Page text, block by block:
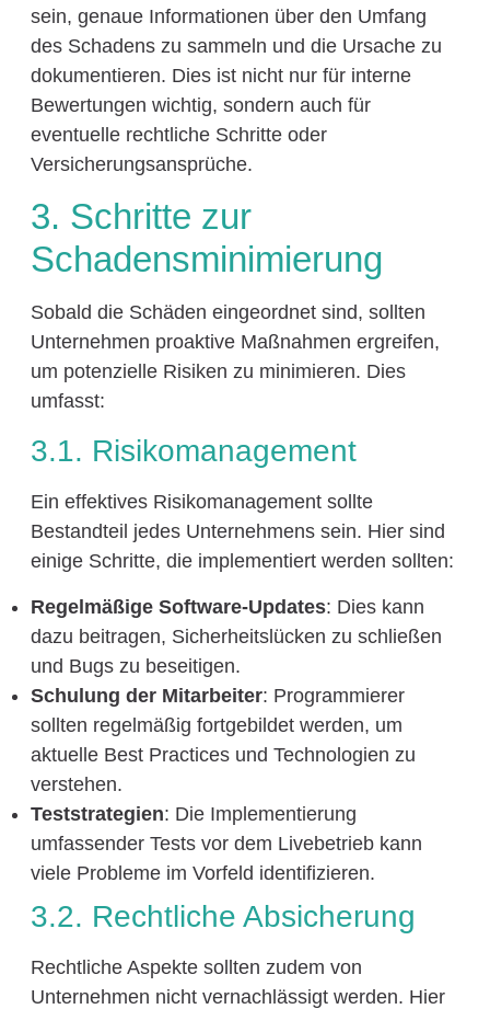
sein, genaue Informationen über den Umfang
des Schadens zu sammeln und die Ursache zu
dokumentieren. Dies ist nicht nur für interne
Bewertungen wichtig, sondern auch für
eventuelle rechtliche Schritte oder
Versicherungsansprüche.
3. Schritte zur
Schadensminimierung
Sobald die Schäden eingeordnet sind, sollten
Unternehmen proaktive Maßnahmen ergreifen,
um potenzielle Risiken zu minimieren. Dies
umfasst:
3.1. Risikomanagement
Ein effektives Risikomanagement sollte
Bestandteil jedes Unternehmens sein. Hier sind
einige Schritte, die implementiert werden sollten:
Regelmäßige Software-Updates: Dies kann
dazu beitragen, Sicherheitslücken zu schließen
und Bugs zu beseitigen.
Schulung der Mitarbeiter: Programmierer
sollten regelmäßig fortgebildet werden, um
aktuelle Best Practices und Technologien zu
verstehen.
Teststrategien: Die Implementierung
umfassender Tests vor dem Livebetrieb kann
viele Probleme im Vorfeld identifizieren.
3.2. Rechtliche Absicherung
Rechtliche Aspekte sollten zudem von
Unternehmen nicht vernachlässigt werden. Hier